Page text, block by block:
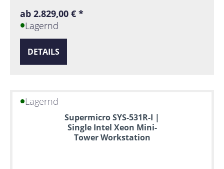
ab 2.829,00 € *
Lagernd
DETAILS
Lagernd
Supermicro SYS-531R-I |
Single Intel Xeon Mini-
Tower Workstation